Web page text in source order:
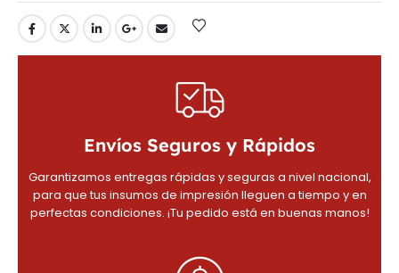
Envíos Seguros y Rápidos
Garantizamos entregas rápidas y seguras a nivel nacional,
para que tus insumos de impresión lleguen a tiempo y en
perfectas condiciones. ¡Tu pedido está en buenas manos!